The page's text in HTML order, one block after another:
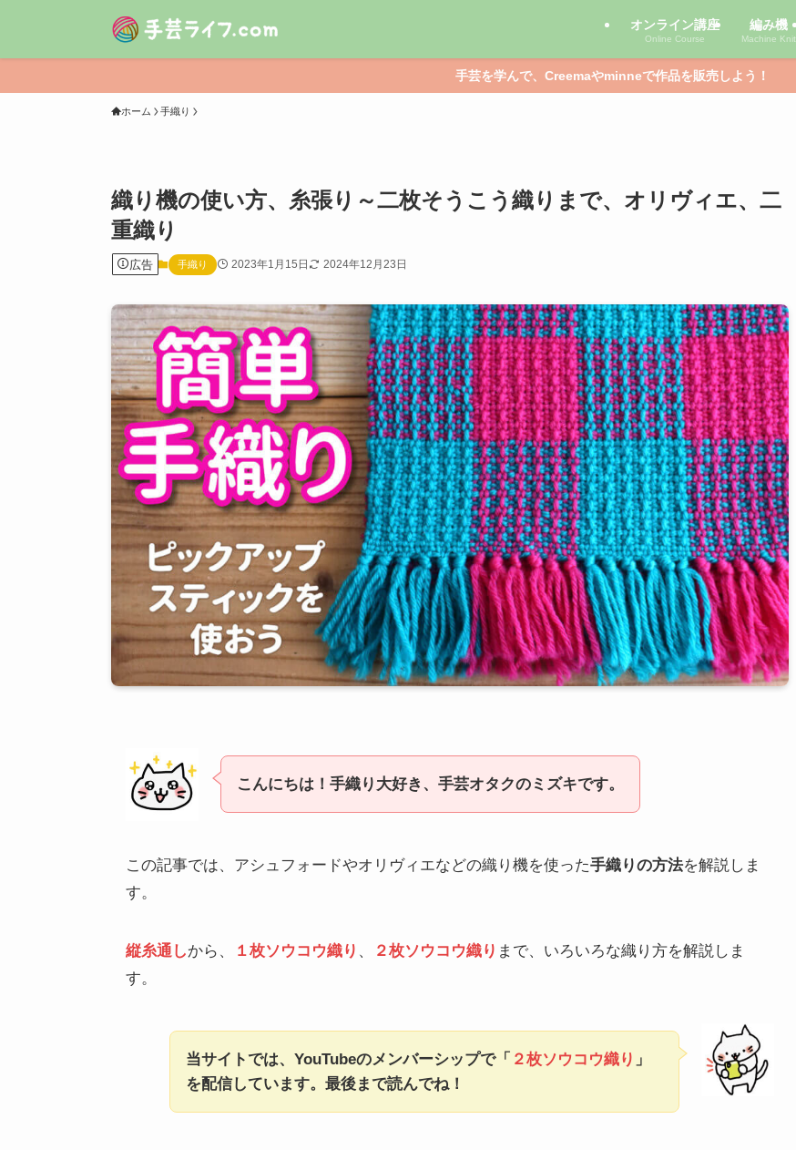
オンライン講座
Online Course
編み機
Machine Knit
手芸を学んで、Creemaやminneで作品を販売しよう！
ホーム 手織り
織り機の使い方、糸張り～二枚そうこう織りまで、オリヴィエ、二
重織り
広告 手織り 2023年1月15日 2024年12月23日
こんにちは！手織り大好き、手芸オタクのミズキです。
この記事では、アシュフォードやオリヴィエなどの織り機を使った手織りの方法を解説しま
す。
縦糸通しから、 １枚ソウコウ織り 、 ２枚ソウコウ織り まで、いろいろな織り方を解説しま
す。
当サイトでは、YouTubeのメンバーシップで「 ２枚ソウコウ織り 」
を配信しています。最後まで読んでね！